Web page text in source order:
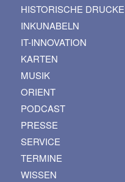
HISTORISCHE DRUCKE
INKUNABELN
IT-INNOVATION
KARTEN
MUSIK
ORIENT
PODCAST
PRESSE
SERVICE
TERMINE
WISSEN